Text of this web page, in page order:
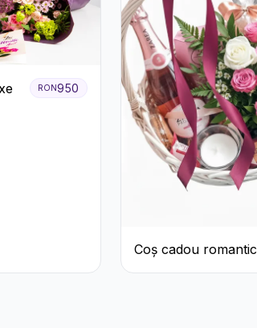
RON950
Coș cadou romantic